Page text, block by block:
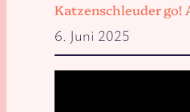
Katzenschleuder go!
6. Juni 2025